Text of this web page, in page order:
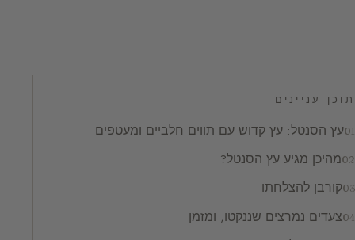
תוכן עניינים
עץ הסנטל: עץ קדוש עם תווים חלביים ומעטפים
מהיכן מגיע עץ הסנטל?
קורבן להצלחתו
צעדים נמרצים שננקטו, ומזמן